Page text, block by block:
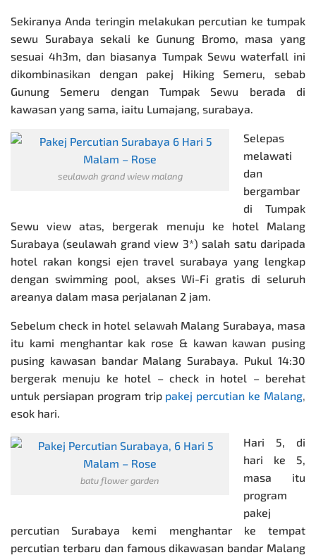
Sekiranya Anda teringin melakukan percutian ke tumpak
sewu Surabaya sekali ke Gunung Bromo, masa yang
sesuai 4h3m, dan biasanya Tumpak Sewu waterfall ini
dikombinasikan dengan pakej Hiking Semeru, sebab
Gunung Semeru dengan Tumpak Sewu berada di
kawasan yang sama, iaitu Lumajang, surabaya.
seulawah grand wiew malang
Selepas
melawati
dan
bergambar
di Tumpak
Sewu view atas, bergerak menuju ke hotel Malang
Surabaya (seulawah grand view 3*) salah satu daripada
hotel rakan kongsi ejen travel surabaya yang lengkap
dengan swimming pool, akses Wi-Fi gratis di seluruh
areanya dalam masa perjalanan 2 jam.
Sebelum check in hotel selawah Malang Surabaya, masa
itu kami menghantar kak rose & kawan kawan pusing
pusing kawasan bandar Malang Surabaya. Pukul 14:30
bergerak menuju ke hotel – check in hotel – berehat
untuk persiapan program trip pakej percutian ke Malang
esok hari.
batu flower garden
Hari 5, di
hari ke 5,
masa itu
program
pakej
percutian Surabaya kemi menghantar ke tempat
percutian terbaru dan famous dikawasan bandar Malang